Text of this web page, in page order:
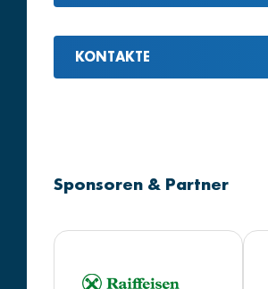
KONTAKTE
Sponsoren & Partner